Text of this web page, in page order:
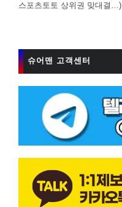
스포츠토토 상위권 맞대결…)
슈어맨 고객센터